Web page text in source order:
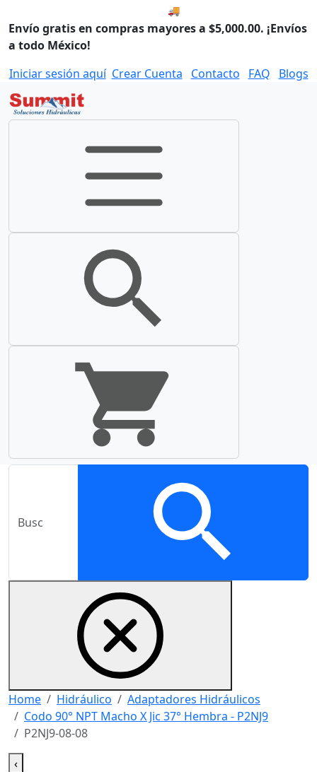
🚚 Envío el Viernes, 07 de
Envío gratis en compras mayores a $5,000.00. ¡Envíos
a todo México!
Iniciar sesión aquí Crear Cuenta Contacto FAQ Blogs
Home Hidráulico
Adaptadores Hidráulicos
Codo 90° NPT Macho X Jic 37° Hembra - P2NJ9
P2NJ9-08-08
‹